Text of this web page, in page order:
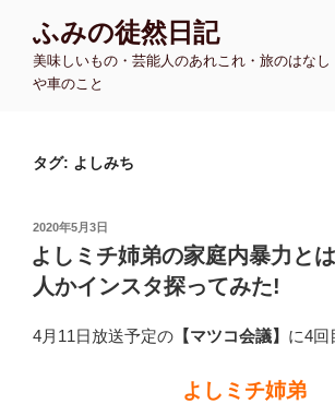
ふみの徒然日記
美味しいもの・芸能人のあれこれ・旅のはなし
や車のこと
タグ: よしみち
投
稿
日:
2020年5月3日
よしミチ姉弟の家庭内暴力と
人かインスタ探ってみた!
4月11日放送予定の 【マツコ会議】 に4回
よしミチ姉弟